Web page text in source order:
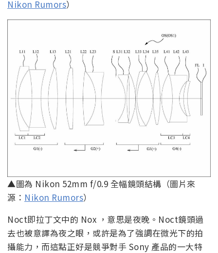
Nikon Rumors）
▲圖為 Nikon 52mm f/0.9 全幅鏡頭結構（圖片來
源： Nikon Rumors）
Noct即拉丁文中的 Nox ，意思是夜晚。Noct鏡頭過
去也被意譯為夜之眼，或許是為了強調在微光下的拍
攝能力，而這點正好是競爭對手 Sony 產品的一大特